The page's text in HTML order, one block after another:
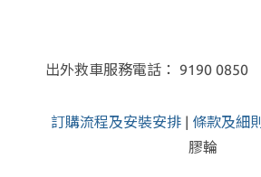
出外救車服務電話： 9190 0850
訂購流程及安裝安排| 條款及細則
膠輪